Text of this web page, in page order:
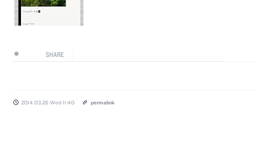
SHARE
2014.03.26 Wed 11:40 permalink